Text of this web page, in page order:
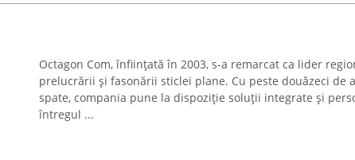
Octagon Com, înființată în 2003, s-a remarcat ca lider
prelucrării și fasonării sticlei plane. Cu peste douăzeci de
spate, compania pune la dispoziție soluții integrate și
întregul ...